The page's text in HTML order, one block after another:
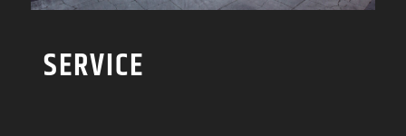
SERVICE